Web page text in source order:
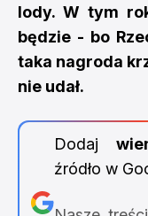
lody. W tym
będzie - bo
taka nagroda
nie udał.
Dodaj
źródło w